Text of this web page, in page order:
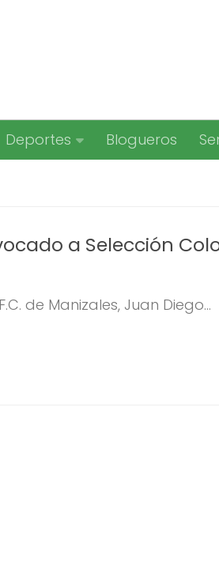
Deportes Blogueros
a Selección
de Manizales, Juan Diego...